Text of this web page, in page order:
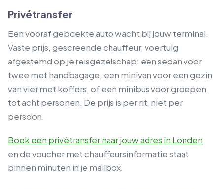
Privétransfer
Een vooraf geboekte auto wacht bij jouw terminal.
Vaste prijs, gescreende chauffeur, voertuig
afgestemd op je reisgezelschap: een sedan voor
twee met handbagage, een minivan voor een gezin
van vier met koffers, of een minibus voor groepen
tot acht personen. De prijs is per rit, niet per
persoon.
Boek een privétransfer naar jouw adres in Londen
en de voucher met chauffeursinformatie staat
binnen minuten in je mailbox.